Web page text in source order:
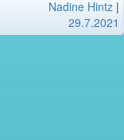
Nadine Hintz |
29.7.2021